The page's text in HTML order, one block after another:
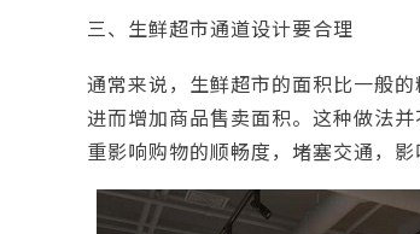
三、生鲜超市通道设计要合理
通常来说，生鲜超市的面积比一般
进而增加商品售卖面积。这种做法
重影响购物的顺畅度，堵塞交通，影